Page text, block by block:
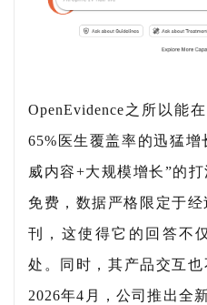
OpenEvidence之所以能
65%医生覆盖率的迅猛
威内容+大规模增长”的
免费，数据严格限定于
刊，这使得它的回答不
处。同时，其产品交互
2026年4月，公司推出全